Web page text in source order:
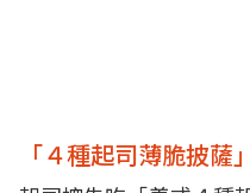
「４種起司薄脆披薩